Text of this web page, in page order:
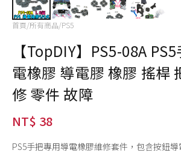
首頁/所有商品/PS5
【TopDIY】PS5-08A
電橡膠 導電膠 橡膠 搖桿
修 零件 故障
NT$ 38
PS5手把專用導電橡膠維修套件，包含按鈕導